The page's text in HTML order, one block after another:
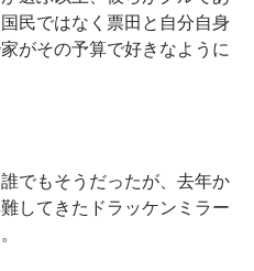
民ではなく票田と自分自身
がその予算で好きなように
でもそうだったが、去年か
してきたドラッケンミラー